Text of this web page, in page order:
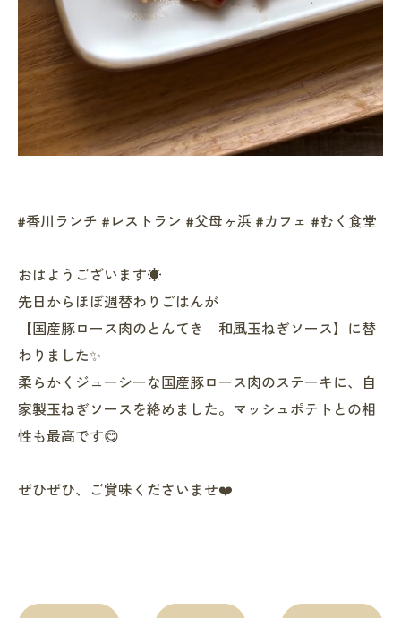
#香川ランチ #レストラン #父母ヶ浜 #カフェ #むく食堂
おはようございます☀
先日からほぼ週替わりごはんが
【国産豚ロース肉のとんてき 和風玉ねぎソース】に替
わりました✨
柔らかくジューシーな国産豚ロース肉のステーキに、自
家製玉ねぎソースを絡めました。マッシュポテトとの相
性も最高です😋
ぜひぜひ、ご賞味くださいませ❤️